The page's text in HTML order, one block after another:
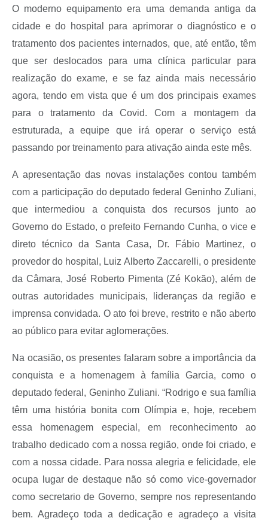
O moderno equipamento era uma demanda antiga da
cidade e do hospital para aprimorar o diagnóstico e o
tratamento dos pacientes internados, que, até então, têm
que ser deslocados para uma clínica particular para
realização do exame, e se faz ainda mais necessário
agora, tendo em vista que é um dos principais exames
para o tratamento da Covid. Com a montagem da
estruturada, a equipe que irá operar o serviço está
passando por treinamento para ativação ainda este mês.
A apresentação das novas instalações contou também
com a participação do deputado federal Geninho Zuliani,
que intermediou a conquista dos recursos junto ao
Governo do Estado, o prefeito Fernando Cunha, o vice e
direto técnico da Santa Casa, Dr. Fábio Martinez, o
provedor do hospital, Luiz Alberto Zaccarelli, o presidente
da Câmara, José Roberto Pimenta (Zé Kokão), além de
outras autoridades municipais, lideranças da região e
imprensa convidada. O ato foi breve, restrito e não aberto
ao público para evitar aglomerações.
Na ocasião, os presentes falaram sobre a importância da
conquista e a homenagem à família Garcia, como o
deputado federal, Geninho Zuliani. “Rodrigo e sua família
têm uma história bonita com Olímpia e, hoje, recebem
essa homenagem especial, em reconhecimento ao
trabalho dedicado com a nossa região, onde foi criado, e
com a nossa cidade. Para nossa alegria e felicidade, ele
ocupa lugar de destaque não só como vice-governador
como secretario de Governo, sempre nos representando
bem. Agradeço toda a dedicação e agradeço a visita